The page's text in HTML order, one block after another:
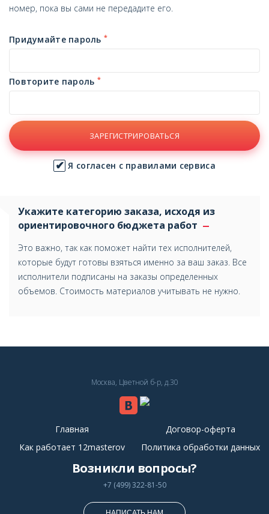
номер, пока вы сами не передадите его.
Придумайте пароль*
Повторите пароль *
ЗАРЕГИСТРИРОВАТЬСЯ
Я согласен с правилами сервиса
Укажите категорию заказа, исходя из
ориентировочного бюджета работ
Это важно, так как поможет найти тех исполнителей,
которые будут готовы взяться именно за ваш заказ. Все
исполнители подписаны на заказы определенных
объемов. Стоимость материалов учитывать не нужно.
Москва, Цветной б-р, д.30
Главная
Договор-оферта
Как работает 12masterov
Политика обработки данных
Возникли вопросы?
+7 (499) 322-81-50